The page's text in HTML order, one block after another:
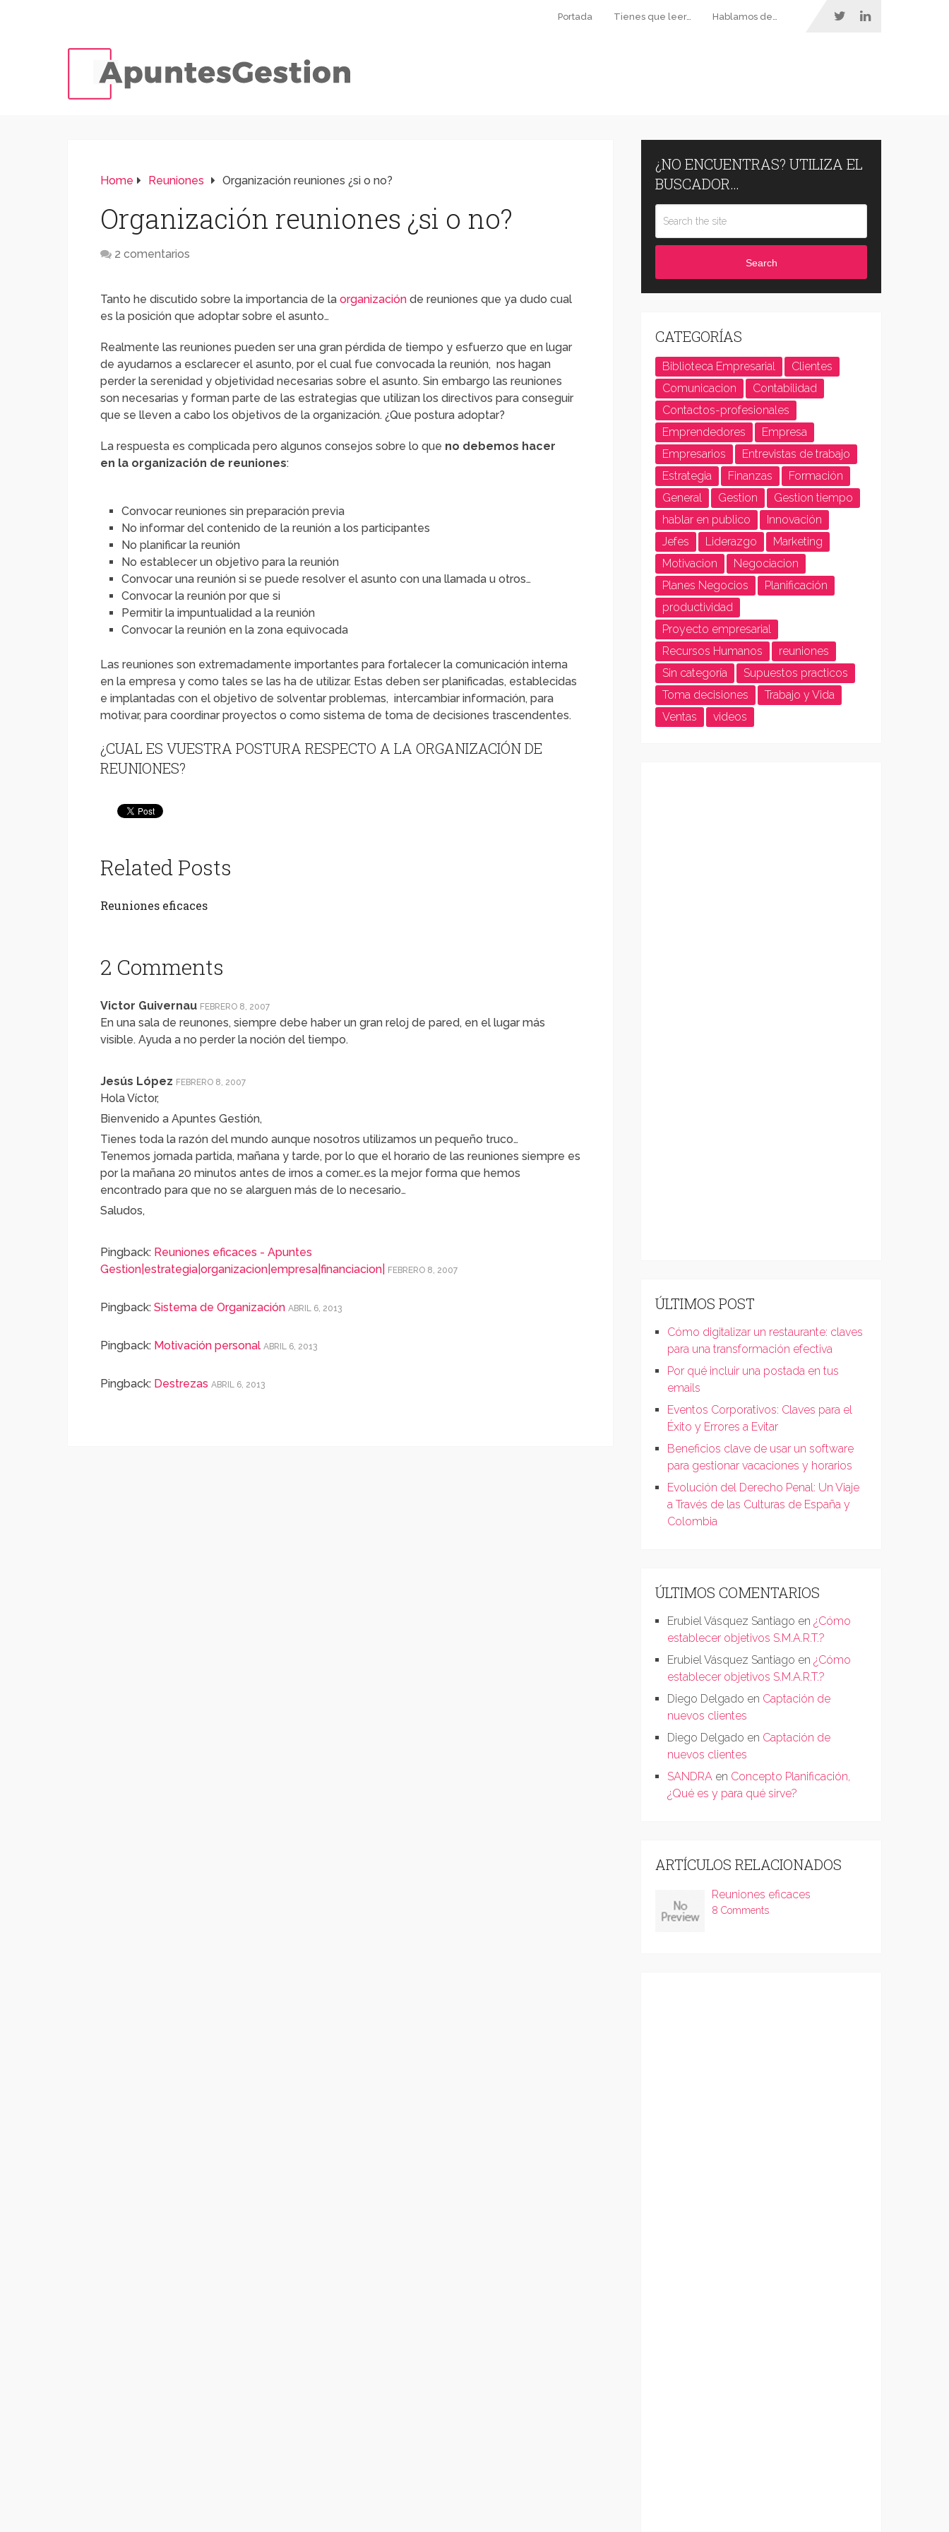
Portada Tienes que leer… Hablamos de…
Home Reuniones Organización reuniones ¿si o no?
Organización reuniones ¿si o no?
2 comentarios
Tanto he discutido sobre la importancia de la organización de reuniones que ya dudo cual
es la posición que adoptar sobre el asunto…
Realmente las reuniones pueden ser una gran pérdida de tiempo y esfuerzo que en lugar
de ayudarnos a esclarecer el asunto, por el cual fue convocada la reunión, nos hagan
perder la serenidad y objetividad necesarias sobre el asunto. Sin embargo las reuniones
son necesarias y forman parte de las estrategias que utilizan los directivos para conseguir
que se lleven a cabo los objetivos de la organización. ¿Que postura adoptar?
La respuesta es complicada pero algunos consejos sobre lo que no debemos hacer
en la organización de reuniones:
Convocar reuniones sin preparación previa
No informar del contenido de la reunión a los participantes
No planificar la reunión
No establecer un objetivo para la reunión
Convocar una reunión si se puede resolver el asunto con una llamada u otros…
Convocar la reunión por que si
Permitir la impuntualidad a la reunión
Convocar la reunión en la zona equivocada
Las reuniones son extremadamente importantes para fortalecer la comunicación interna
en la empresa y como tales se las ha de utilizar. Estas deben ser planificadas, establecidas
e implantadas con el objetivo de solventar problemas, intercambiar información, para
motivar, para coordinar proyectos o como sistema de toma de decisiones trascendentes.
¿CUAL ES VUESTRA POSTURA RESPECTO A LA ORGANIZACIÓN DE
REUNIONES?
Related Posts
Reuniones eficaces
2 Comments
Victor Guivernau FEBRERO 8, 2007
En una sala de reunones, siempre debe haber un gran reloj de pared, en el lugar más
visible. Ayuda a no perder la noción del tiempo.
Jesús López FEBRERO 8, 2007
Hola Víctor,
Bienvenido a Apuntes Gestión,
Tienes toda la razón del mundo aunque nosotros utilizamos un pequeño truco…
Tenemos jornada partida, mañana y tarde, por lo que el horario de las reuniones siempre es
por la mañana 20 minutos antes de irnos a comer…es la mejor forma que hemos
encontrado para que no se alarguen más de lo necesario…
Saludos,
Pingback: Reuniones eficaces - Apuntes
Gestion|estrategia|organizacion|empresa|financiacion|
FEBRERO 8, 2007
Pingback: Sistema de Organización ABRIL 6, 2013
Pingback: Motivación personal ABRIL 6, 2013
Pingback: Destrezas ABRIL 6, 2013
¿NO ENCUENTRAS? UTILIZA EL
BUSCADOR…
Search
CATEGORÍAS
Biblioteca Empresarial
Clientes
Comunicacion
Contabilidad
Contactos-profesionales
Emprendedores
Empresa
Empresarios
Entrevistas de trabajo
Estrategia
Finanzas
Formación
General
Gestion
Gestion tiempo
hablar en publico
Innovación
Jefes
Liderazgo
Marketing
Motivacion
Negociacion
Planes Negocios
Planificación
productividad
Proyecto empresarial
Recursos Humanos
reuniones
Sin categoría
Supuestos practicos
Toma decisiones
Trabajo y Vida
Ventas
videos
ÚLTIMOS POST
Cómo digitalizar un restaurante: claves
para una transformación efectiva
Por qué incluir una postada en tus
emails
Eventos Corporativos: Claves para el
Éxito y Errores a Evitar
Beneficios clave de usar un software
para gestionar vacaciones y horarios
Evolución del Derecho Penal: Un Viaje
a Través de las Culturas de España y
Colombia
ÚLTIMOS COMENTARIOS
Erubiel Vásquez Santiago en¿Cómo
establecer objetivos S.M.A.R.T.?
Erubiel Vásquez Santiago en¿Cómo
establecer objetivos S.M.A.R.T.?
Diego Delgado en Captación de
nuevos clientes
Diego Delgado en Captación de
nuevos clientes
SANDRA en Concepto Planificación,
¿Qué es y para qué sirve?
ARTÍCULOS RELACIONADOS
Reuniones eficaces
8 Comments